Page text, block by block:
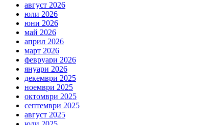
август 2026
юли 2026
юни 2026
май 2026
април 2026
март 2026
февруари 2026
януари 2026
декември 2025
ноември 2025
октомври 2025
септември 2025
август 2025